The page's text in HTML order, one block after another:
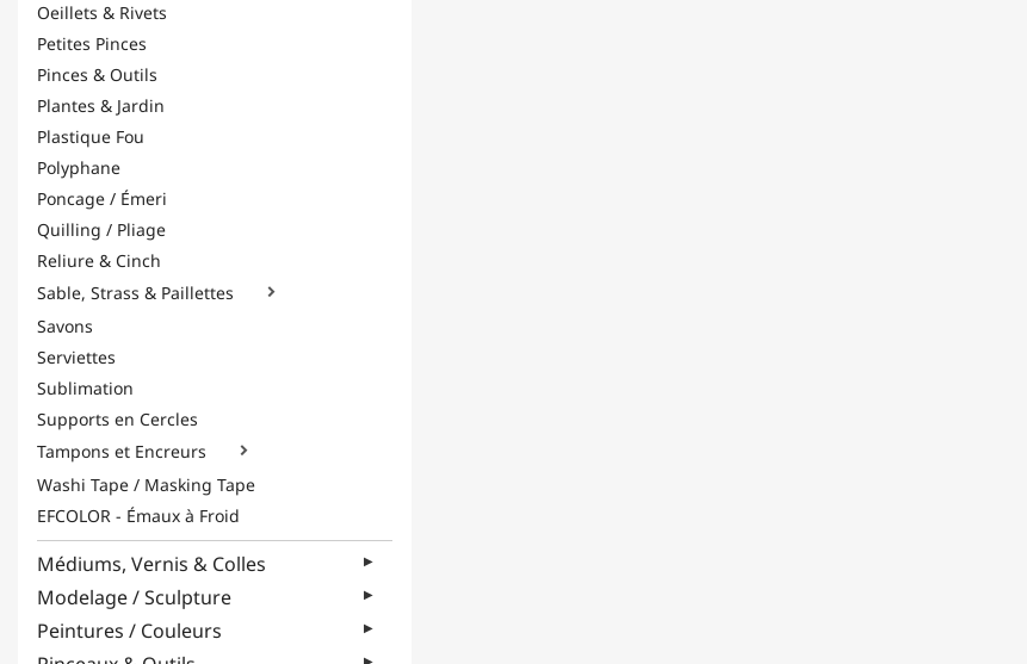
Oeillets & Rivets
Petites Pinces
Pinces & Outils
Plantes & Jardin
Plastique Fou
Polyphane
Poncage / Émeri
Quilling / Pliage
Reliure & Cinch
Sable, Strass & Paillettes

Savons
Serviettes
Sublimation
Supports en Cercles
Tampons et Encreurs

Washi Tape / Masking Tape
EFCOLOR - Émaux à Froid
Médiums, Vernis & Colles
Modelage / Sculpture
Peintures / Couleurs